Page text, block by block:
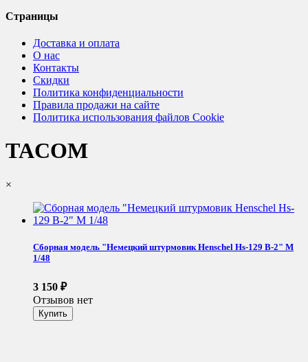
Страницы
Доставка и оплата
О нас
Контакты
Скидки
Политика конфиденциальности
Правила продажи на сайте
Политика использования файлов Cookie
TACOM
×
Сборная модель "Немецкий штурмовик Henschel Hs-129 B-2" М
1/48
3 150 ₽
Отзывов нет